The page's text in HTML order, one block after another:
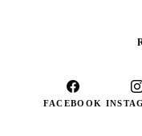
FACEBOOK